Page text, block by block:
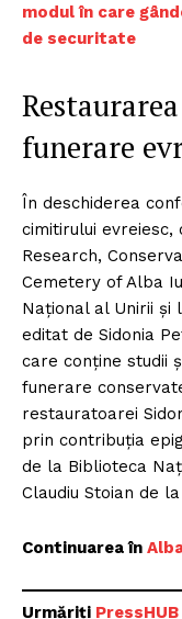
modul în care
de securitate
funerare
În deschiderea
cimitirului
Research,
Cemetery of Alba
Național al Unirii și
editat de Sidonia
care conține studii
funerare
restauratoarei
prin contribuția
de la Biblioteca
Claudiu Stoian de
Continuarea în
Urmăriți P